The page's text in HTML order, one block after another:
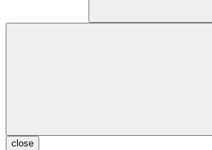
close